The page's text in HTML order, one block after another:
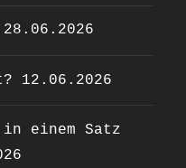
28.06.2026
12.06.2026
einem Satz